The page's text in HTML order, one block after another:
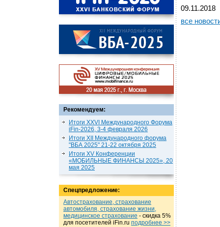
Рекомендуем:
Итоги XXVI Международного Форума
iFin-2026, 3-4 февраля 2026
Итоги XII Международного форума
"ВБА 2025" 21-22 октября 2025
Итоги XV Конференции
«МОБИЛЬНЫЕ ФИНАНСЫ 2025», 20
мая 2025
Спецпредложение:
Автострахование, страхование
автомобиля, страхование жизни,
медицинское страхование - cкидка 5%
для посетителей iFin.ru подробнеe >>
09.11.2018
все